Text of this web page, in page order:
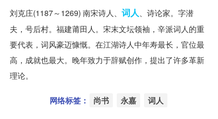
刘克庄(1187～1269) 南宋诗人、 词人、诗论家。字潜
夫，号后村。福建莆田人。宋末文坛领袖，辛派词人的重
要代表，词风豪迈慷慨。在江湖诗人中年寿最长，官位最
高，成就也最大。晚年致力于辞赋创作，提出了许多革新
理论。
网络标签： 尚书 永嘉 词人